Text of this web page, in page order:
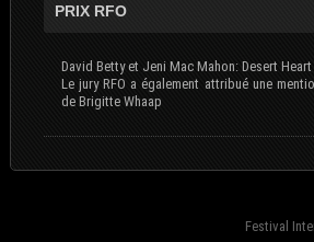
PRIX RFO
David Betty et Jeni Mac Mahon: Desert Heart
Le jury RFO a également attribué une
de Brigitte Whaap
Festival